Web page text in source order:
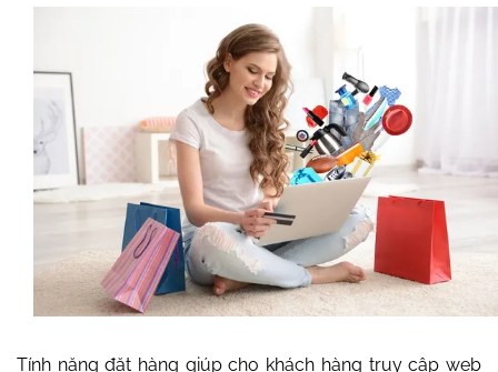
Tính năng đặt hàng giúp cho khách hàng truy cập web